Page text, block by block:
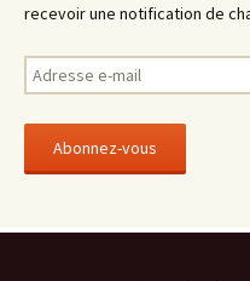
recevoir une notification de
d
r
s